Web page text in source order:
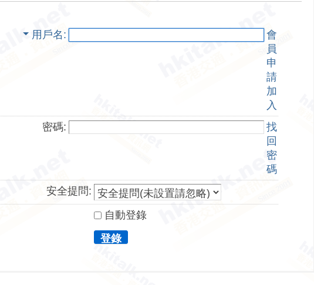
用戶名
會
員
申
請
加
入
密碼:
找
回
密
碼
安全提問:
自動登錄
登錄